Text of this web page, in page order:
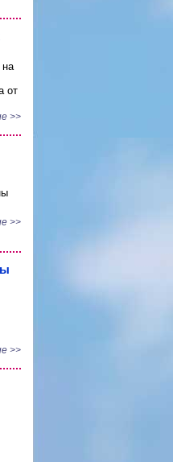
на
от
>>
>>
>>